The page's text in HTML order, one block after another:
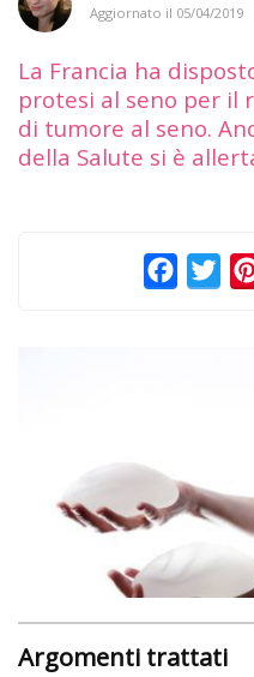
Aggiornato il 05/04/2019
La Francia ha
protesi al seno per il
di tumore al seno.
della Salute si è
Argomenti trattati